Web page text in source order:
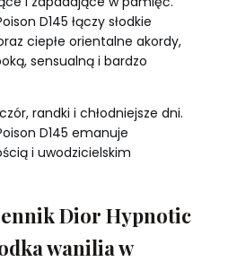
D145 łączy słodkie
ciepłe orientalne akordy,
sensualną i bardzo
randki i chłodniejsze dni.
D145 emanuje
i uwodzicielskim
Dior Hypnotic
wanilia w